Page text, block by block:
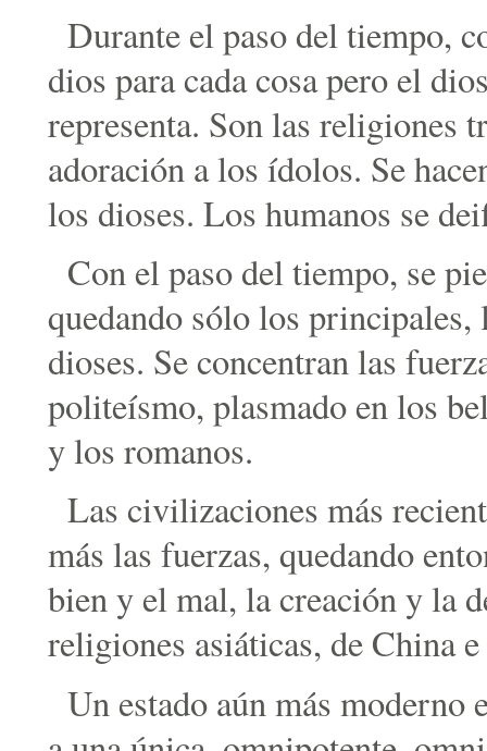
Durante el paso del tiempo,
dios para cada cosa pero el
representa. Son las religiones
adoración a los ídolos. Se
los dioses. Los humanos se
Con el paso del tiempo, se
quedando sólo los principales,
dioses. Se concentran las
politeísmo, plasmado en los
y los romanos.
Las civilizaciones más
más las fuerzas, quedando
bien y el mal, la creación y la
religiones asiáticas, de China
Un estado aún más moderno